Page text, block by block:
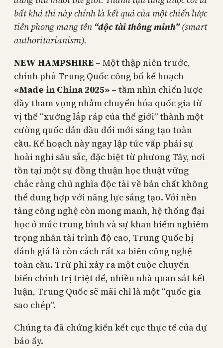
bất khả thi này chính là kết quả của một chiến lược
tiên phong mang tên “độc tài thông minh”(smart
authoritarianism).
NEW HAMPSHIRE – Một thập niên trước,
chính phủ Trung Quốc công bố kế hoạch
«Made in China 2025» – tầm nhìn chiến lược
đầy tham vọng nhằm chuyển hóa quốc gia từ
vị thế “xưởng lắp ráp của thế giới” thành một
cường quốc dẫn đầu đổi mới sáng tạo toàn
cầu. Kế hoạch này ngay lập tức vấp phải sự
hoài nghi sâu sắc, đặc biệt từ phương Tây, nơi
tồn tại một sự đồng thuận học thuật vững
chắc rằng chủ nghĩa độc tài về bản chất không
thể dung hợp với năng lực sáng tạo. Với nền
tảng công nghệ còn mong manh, hệ thống đại
học ở mức trung bình và sự khan hiếm nghiêm
trọng nhân tài trình độ cao, Trung Quốc bị
đánh giá là còn cách rất xa biên công nghệ
toàn cầu. Trừ phi xảy ra một cuộc chuyển
biến chính trị triệt để, nhiều nhà quan sát kết
luận, Trung Quốc sẽ mãi chỉ là một “quốc gia
sao chép”.
Chúng ta đã chứng kiến kết cục thực tế của dự
báo ấy.